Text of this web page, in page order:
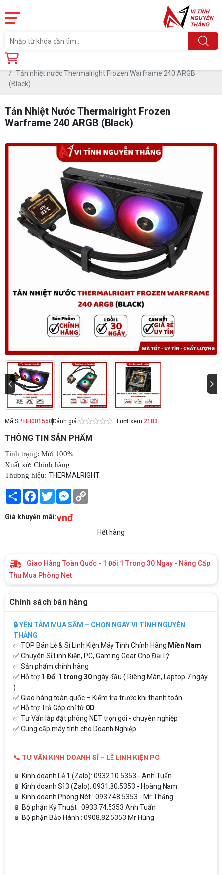
Trang chủ
Tản nhiệt nước Thermalright Frozen Warframe 240 ARGB
(Black)
Tản Nhiệt Nước Thermalright Frozen
Warframe 240 ARGB (Black)
Mã SP: HH001550Đánh giá: Lượt xem:2183
THÔNG TIN SẢN PHẨM
Tình trạng: Mới 100%
Xuất xứ: Chính hãng
Thương hiệu: THERMALRIGHT
Share Facebook
TwitterMessenger
Giá khuyến mãi:vnđ
Hết hàng
Giao Hàng Toàn Quốc - 1 Đổi 1 Trong 30 Ngày - Nâng Cấp
Thu Mua Phòng Net
Chính sách bán hàng
🔒 YÊN TÂM MUA SẮM – CHỌN NGAY VI TÍNH NGUYỄN
THẮNG
✅ TOP Bán Lẻ & Sỉ Linh Kiện Máy Tính Chính Hãng Miền Nam
✅ Chuyên Sỉ Linh Kiện, PC, Gaming Gear Cho Đại Lý
✅ Sản phẩm chính hãng
✅ Hỗ trợ1 Đổi 1 trong 30ngày đầu ( Riêng Màn, Laptop 7 ngày
)
✅ Giao hàng toàn quốc – Kiểm tra trước khi thanh toán
✅ Hỗ trợ Trả Góp chỉ từ 0D
✅ Tư Vấn lắp đặt phòng NET trọn gói - chuyên nghiệp
✅ Cung cấp máy tính cho Doanh Nghiệp
📞 TƯ VẤN KINH DOANH SỈ – LẺ LINH KIỆN PC
📱 Kinh doanh Lẻ 1 (Zalo): 0932.10.5353 - Anh.Tuấn
📱 Kinh doanh Sỉ 3 (Zalo): 0931.80.5353 - Hoàng Nam
📱 Kinh doanh Phòng Nét : 0937.48.5353 - Mr Thắng
📱 Bộ phận Kỹ Thuật : 0933.74.5353 Anh Tuấn
📱 Bộ phận Bảo Hành : 0908.82.5353 Mr Hùng